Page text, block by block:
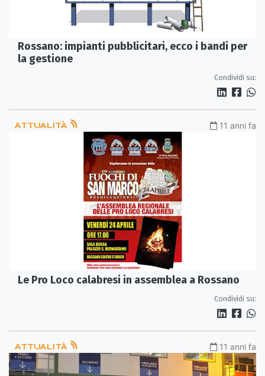
Rossano: impianti pubblicitari, ecco i bandi per
la gestione
Condividi su:
ATTUALITÀ 11 anni fa
Le Pro Loco calabresi in assemblea a Rossano
Condividi su:
ATTUALITÀ 11 anni fa